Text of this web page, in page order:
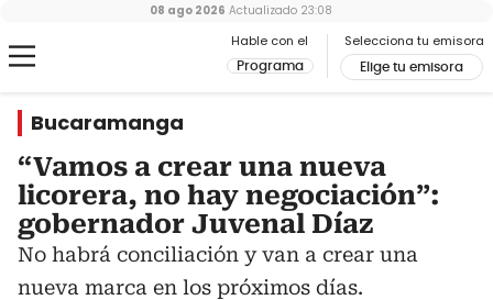
Hable con el
Programa
Selecciona tu emisora
Elige tu emisora
08 ago 2026 Actualizado 23:08
Bucaramanga
“Vamos a crear una nueva
licorera, no hay negociación”:
gobernador Juvenal Díaz
No habrá conciliación y van a crear una
nueva marca en los próximos días.